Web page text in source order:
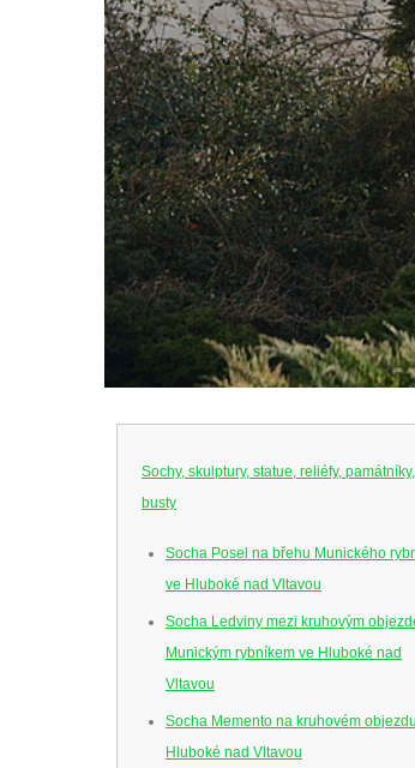
Sochy, skulptury, statue, reliéfy, památníky,
busty
Socha Posel na břehu Munického
ve Hluboké nad Vltavou
Socha Ledviny mezi kruhovým
Munickým rybníkem ve Hluboké nad
Vltavou
Socha Memento na kruhovém
Hluboké nad Vltavou